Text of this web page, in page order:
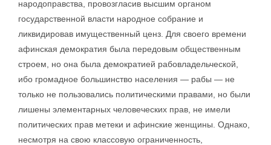
народоправства, провозгласив высшим органом
государственной власти народное собрание и
ликвидировав имущественный ценз. Для своего времени
афинская демократия была передовым общественным
строем, но она была демократией рабовладельческой,
ибо громадное большинство населения — рабы — не
только не пользовались политическими правами, но были
лишены элементарных человеческих прав, не имели
политических прав метеки и афинские женщины. Однако,
несмотря на свою классовую ограниченность,